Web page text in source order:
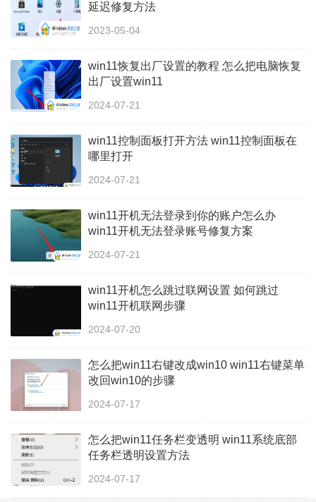
延迟修复方法
2023-05-04
win11恢复出厂设置的教程 怎么把电脑恢复
出厂设置win11
2024-07-21
win11控制面板打开方法 win11控制面板在
哪里打开
2024-07-21
win11开机无法登录到你的账户怎么办
win11开机无法登录账号修复方案
2024-07-21
win11开机怎么跳过联网设置 如何跳过
win11开机联网步骤
2024-07-20
怎么把win11右键改成win10 win11右键菜单
改回win10的步骤
2024-07-17
怎么把win11任务栏变透明 win11系统底部
任务栏透明设置方法
2024-07-17